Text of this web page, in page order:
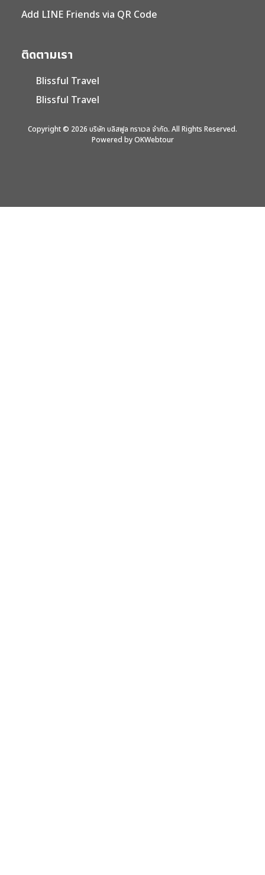
Add LINE Friends via QR Code
ติดตามเรา
Blissful Travel
Blissful Travel
Copyright © 2026 บริษัท บลิสฟูล ทราเวล จำกัด. All Rights Reserved.
Powered by OKWebtour